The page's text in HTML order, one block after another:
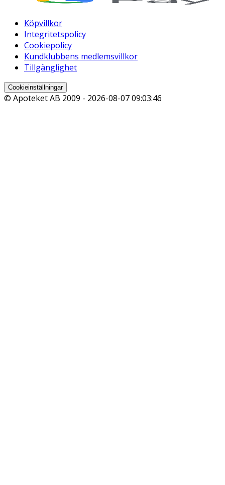
Köpvillkor
Integritetspolicy
Cookiepolicy
Kundklubbens medlemsvillkor
Tillgänglighet
Cookieinställningar
© Apoteket AB 2009 - 2026-08-07 09:03:46